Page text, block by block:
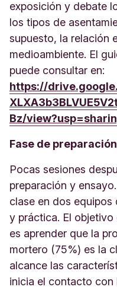
exposición y debate
los tipos de
supuesto, la relación
medioambiente. El
puede consultar en:
https://
Bz/
Fase de
Pocas sesiones
preparación y
clase en dos equipos
y práctica. El
es aprender que la
mortero (75%) es la
alcance las
inicia el contacto con